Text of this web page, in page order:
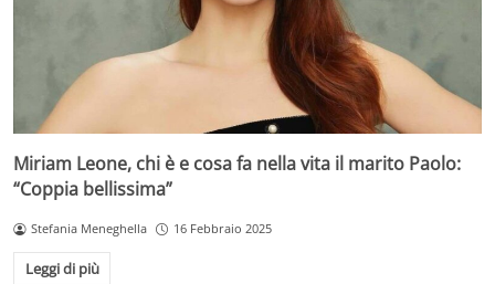
Miriam Leone, chi è e cosa fa nella vita il marito Paolo:
“Coppia bellissima”
Stefania Meneghella 16 Febbraio 2025
Leggi di più